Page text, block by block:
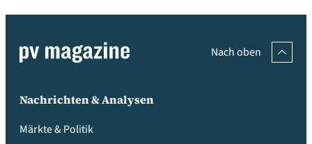
Nach oben
Nachrichten & Analysen
Märkte & Politik